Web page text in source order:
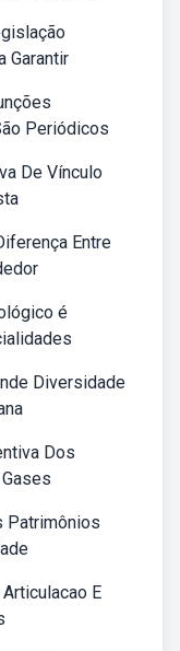
Garantir
Periódicos
De Vínculo
Entre
é
Diversidade
Dos
Patrimônios
E